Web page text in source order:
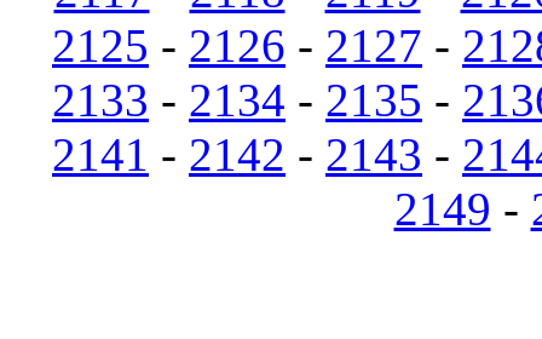
2125 - 2126 - 2127 -
2133 - 2134 - 2135 -
2141 - 2142 - 2143 -
2149 -